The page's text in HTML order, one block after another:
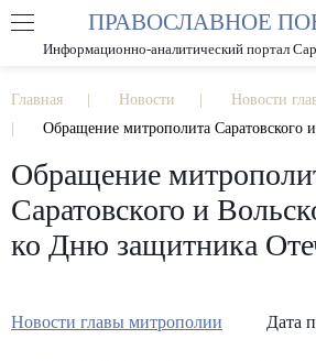
РАЗМЕР
ПРАВОСЛАВНОЕ
Информационно-аналитический портал
Главная Новости
Новости
Обращение митрополита Саратовского и Вольского
Обращение
Саратовского и
ко Дню защитника
Новости главы митрополии Дата